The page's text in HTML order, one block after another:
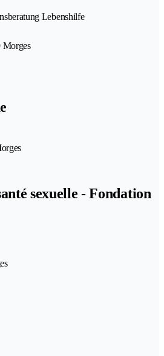
Lebenshilfe
Morges
sexuelle - Fondation